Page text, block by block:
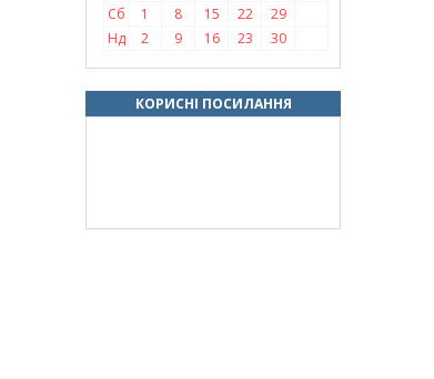
Сб
1 8 15 22
29
Нд
2 9 16 23 30
КОРИСНІ ПОСИЛАННЯ